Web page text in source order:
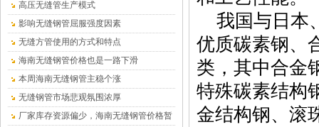
高压无缝管生产模式
影响无缝钢管屈服强度因素
无缝方管使用的方式和特点
海南无缝钢管价格也是一路下滑
本周海南无缝钢管主稳个涨
无缝钢管市场悲观氛围浓厚
厂家库存资源偏少，海南无缝钢管价格暂
我国与日本
优质碳素钢、
类，其中合金
特殊碳素结构
金结构钢、滚